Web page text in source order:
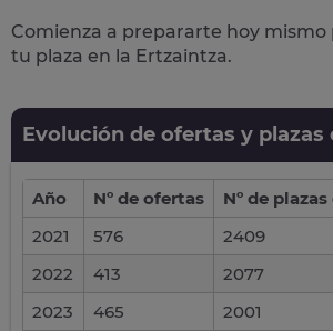
Comienza a prepararte hoy mismo
tu plaza en la Ertzaintza.
Evolución de ofertas y plazas
Año Nº de ofertas
Nº de
2021
576
2409
2022
413
2077
2023
465
2001